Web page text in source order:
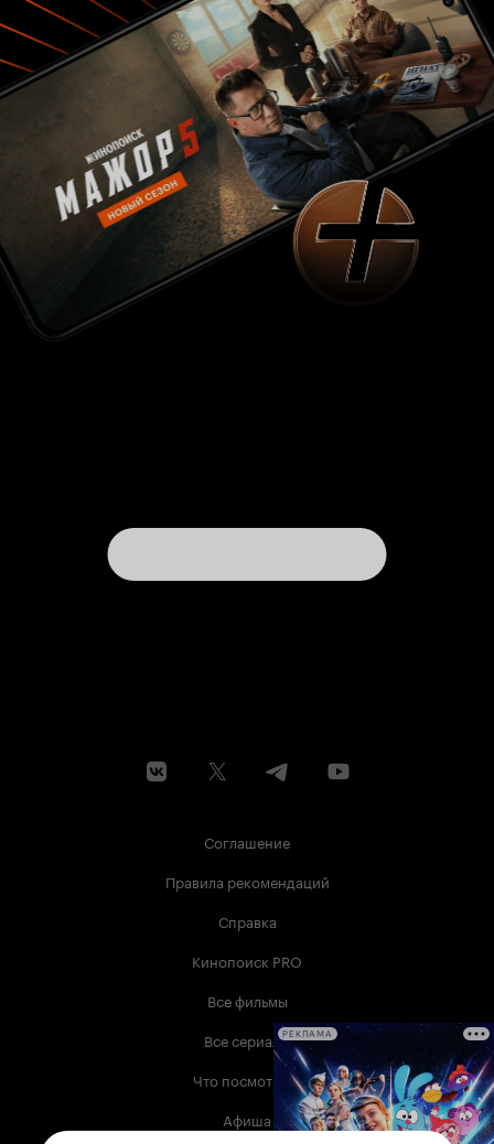
Соглашение
Правила рекомендаций
Справка
Кинопоиск PRO
Все фильмы
Все сериалы
Что посмотреть
Афиша
РЕКЛАМА